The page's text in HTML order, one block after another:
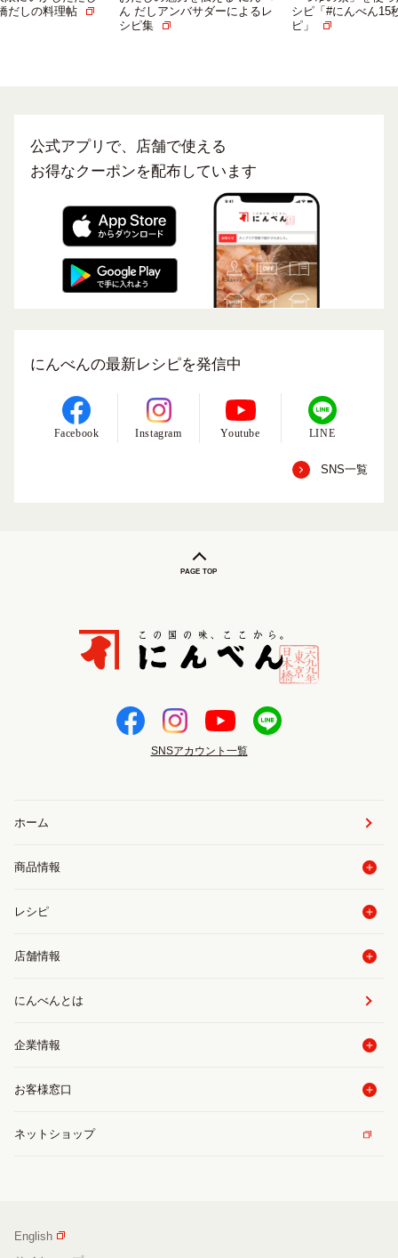
バサダーによるレ
シピ「#にんべん15秒レシ
ピ」
献立 日本橋だしの
公式アプリで、店舗で使える
お得なクーポンを配布しています
にんべんの最新レシピを発信中
Facebook Instagram Youtube LINE
SNS一覧
PAGE TOP
SNSアカウント一覧
ホーム
商品情報
レシピ
店舗情報
にんべんとは
企業情報
お客様窓口
ネットショップ
English